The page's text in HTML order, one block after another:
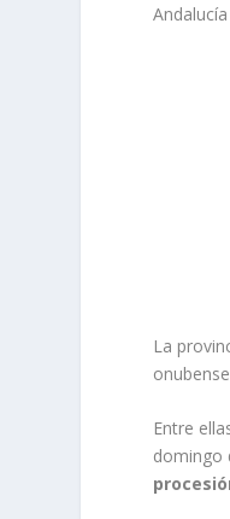
La
Entre
domingo